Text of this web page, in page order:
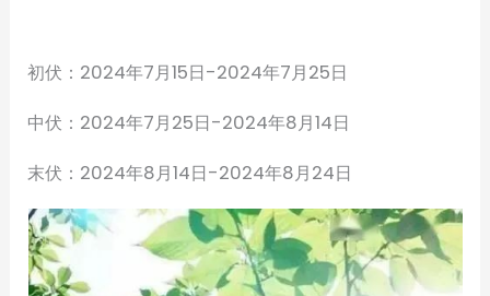
初伏：2024年7月15日-2024年7月25日
中伏：2024年7月25日-2024年8月14日
末伏：2024年8月14日-2024年8月24日